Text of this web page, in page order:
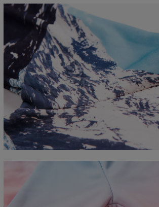
Mierzone na płasko
CM
XS S M L
A - Długość
67 68 69 70
B - Sz. klatki piersiowej
50 52 54 56
C - Długość rękawów
66